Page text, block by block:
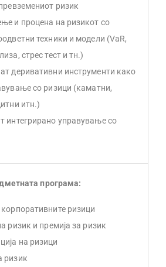
ризик
и процена на ризикот со
техники и модели (VaR,
стрес тест и тн.)
деривативни инструменти како
со ризици (каматни,
итн.)
интегрирано управување со
програма:
ризици
ризик и премија за ризик
на ризици
ризик